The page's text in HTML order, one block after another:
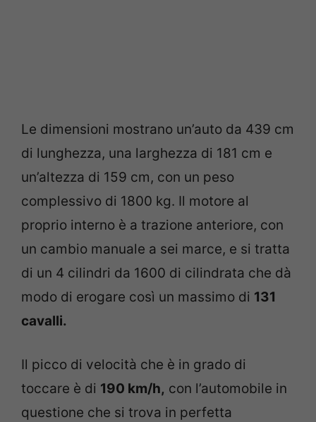
Le dimensioni mostrano un’auto da 439 cm
di lunghezza, una larghezza di 181 cm e
un’altezza di 159 cm, con un peso
complessivo di 1800 kg. Il motore al
proprio interno è a trazione anteriore, con
un cambio manuale a sei marce, e si tratta
di un 4 cilindri da 1600 di cilindrata che dà
modo di erogare così un massimo di 131
cavalli.
Il picco di velocità che è in grado di
toccare è di 190 km/h, con l’automobile in
questione che si trova in perfetta